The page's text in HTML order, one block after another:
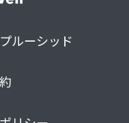
ルーシッド